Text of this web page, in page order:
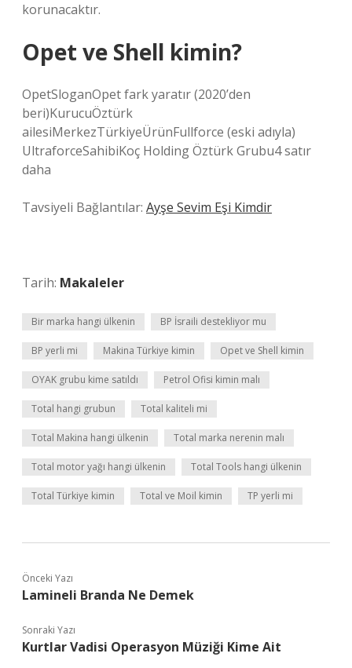
korunacaktır.
Opet ve Shell kimin?
OpetSloganOpet fark yaratır (2020’den
beri)KurucuÖztürk
ailesiMerkezTürkiyeÜrünFullforce (eski adıyla)
UltraforceSahibiKoç Holding Öztürk Grubu4 satır
daha
Tavsiyeli Bağlantılar: Ayşe Sevim Eşi Kimdir
Tarih: Makaleler
Bir marka hangi ülkenin BP İsraili destekliyor mu
BP yerli mi Makina Türkiye kimin Opet ve Shell kimin
OYAK grubu kime satıldı Petrol Ofisi kimin malı
Total hangi grubun Total kaliteli mi
Total Makina hangi ülkenin Total marka nerenin malı
Total motor yağı hangi ülkenin Total Tools hangi ülkenin
Total Türkiye kimin Total ve Moil kimin TP yerli mi
Önceki Yazı
Lamineli Branda Ne Demek
Sonraki Yazı
Kurtlar Vadisi Operasyon Müziği Kime Ait